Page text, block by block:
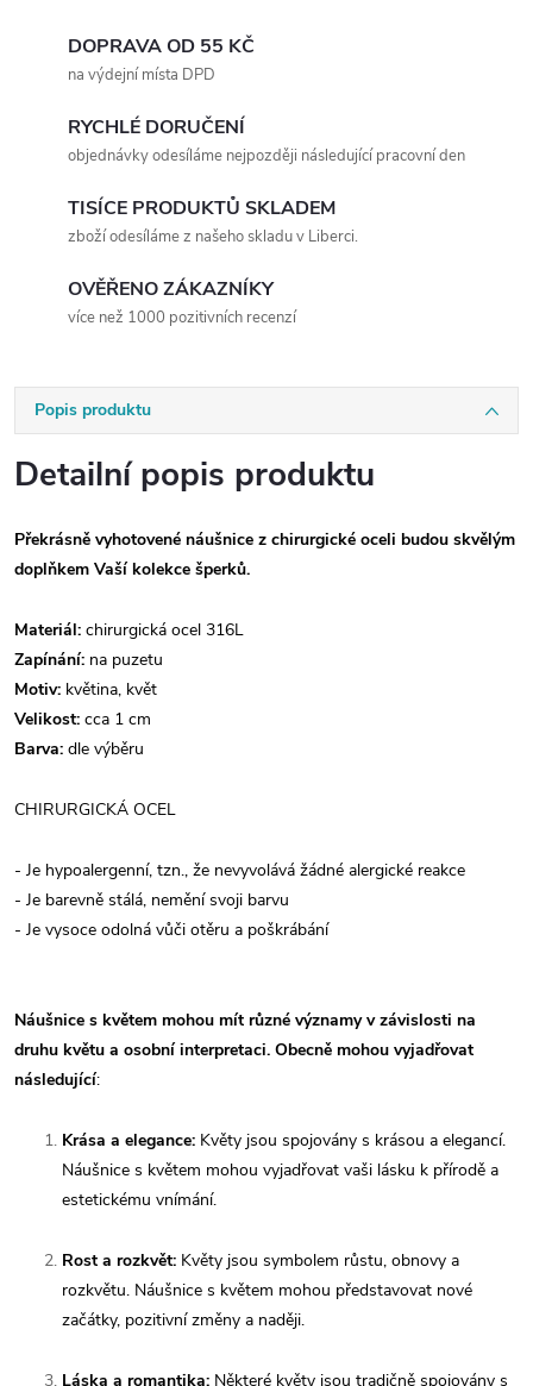
DOPRAVA OD 55 KČ
na výdejní místa DPD
RYCHLÉ DORUČENÍ
objednávky odesíláme nejpozději následující pracovní den
TISÍCE PRODUKTŮ SKLADEM
zboží odesíláme z našeho skladu v Liberci.
OVĚŘENO ZÁKAZNÍKY
více než 1000 pozitivních recenzí
Popis produktu
Detailní popis produktu
Překrásně vyhotovené náušnice z chirurgické oceli budou skvělým
doplňkem Vaší kolekce šperků.
Materiál: chirurgická ocel 316L
Zapínání: na puzetu
Motiv: květina, květ
Velikost: cca 1 cm
Barva: dle výběru
CHIRURGICKÁ OCEL
- Je hypoalergenní, tzn., že nevyvolává žádné alergické reakce
- Je barevně stálá, nemění svoji barvu
- Je vysoce odolná vůči otěru a poškrábání
Náušnice s květem mohou mít různé významy v závislosti na
druhu květu a osobní interpretaci. Obecně mohou vyjadřovat
následující:
Krása a elegance: Květy jsou spojovány s krásou a elegancí.
Náušnice s květem mohou vyjadřovat vaši lásku k přírodě a
estetickému vnímání.
Rost a rozkvět: Květy jsou symbolem růstu, obnovy a
rozkvětu. Náušnice s květem mohou představovat nové
začátky, pozitivní změny a naději.
Láska a romantika: Některé květy jsou tradičně spojovány s